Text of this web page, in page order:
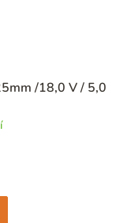
/18,0 V / 5,0